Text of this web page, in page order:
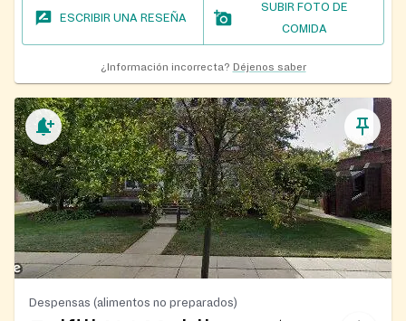
ESCRIBIR UNA RESEÑA
SUBIR FOTO DE
COMIDA
¿Información incorrecta? Déjenos saber
Despensas (alimentos no preparados)